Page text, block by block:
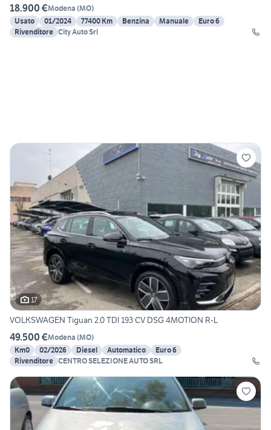
18.900 €Modena (MO)
Usato
01/2024 77400 Km Benzina Manuale
Euro 6
Rivenditore City Auto Srl
17
VOLKSWAGEN Tiguan 2.0 TDI 193 CV DSG 4MOTION R-L
49.500 €Modena (MO)
Km0
02/2026 Diesel Automatico
Euro 6
Rivenditore CENTRO SELEZIONE AUTO SRL